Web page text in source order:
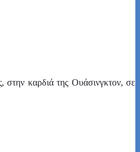
στην καρδιά της Ουάσινγκτον, σε